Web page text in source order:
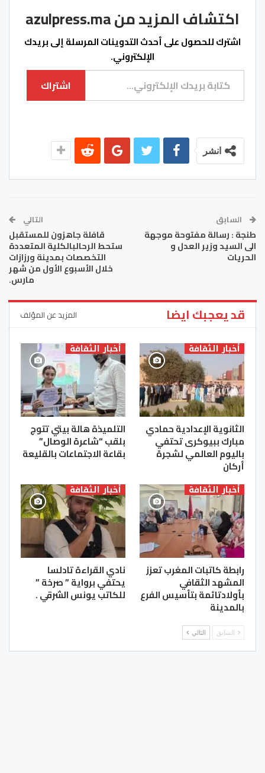
اكتشاف المزيد من azulpress.ma
اشترك للحصول على أحدث التدوينات المرسلة إلى بريدك
الإلكتروني.
كتابة بريدك الإلكتروني...
اشتراك
انشر
السابق
طنجة : رسالة مفتوحة موجهة
الى السيد وزير العدل و
الحريات
التالي
قافلة جاهزون للمستقبل
ستحط الرحالبالكلية المتعددة
التخصصات بمدينة ورزازات
خلال الأسبوع الأول من شهر
مارس.
قد يعجبك ايضا المزيد عن المؤلف
أخبار الثقافة
الثانوية الإعدادية حمادي
مبارك ببيوكرى تحتفي
باليوم العالمي لشجرة
أركان
أخبار الثقافة
التلميذة هالة بيتي تتوج
بلقب “شاعرة الوصال”
بقاعة الاجتماعات بالقليعة
أخبار الثقافة
رابطة كاتبات المغرب تعزز
المشهد الثقافي
بأولادتائمة بتأسيس الفرع
بالمدينة
أخبار الثقافة
نادي القراءة تادلسا
يحتفي برواية ” صرخة ”
للكاتب يونس الشرقي .
السابق التالي